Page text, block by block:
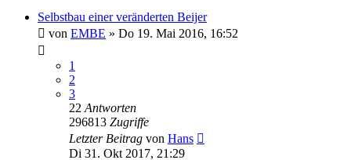
Selbstbau einer veränderten Beijer
von EMBE » Do 19. Mai 2016, 16:52
1
2
3
22Antworten
296813 Zugriffe
Letzter Beitrag von Hans
Di 31. Okt 2017, 21:29